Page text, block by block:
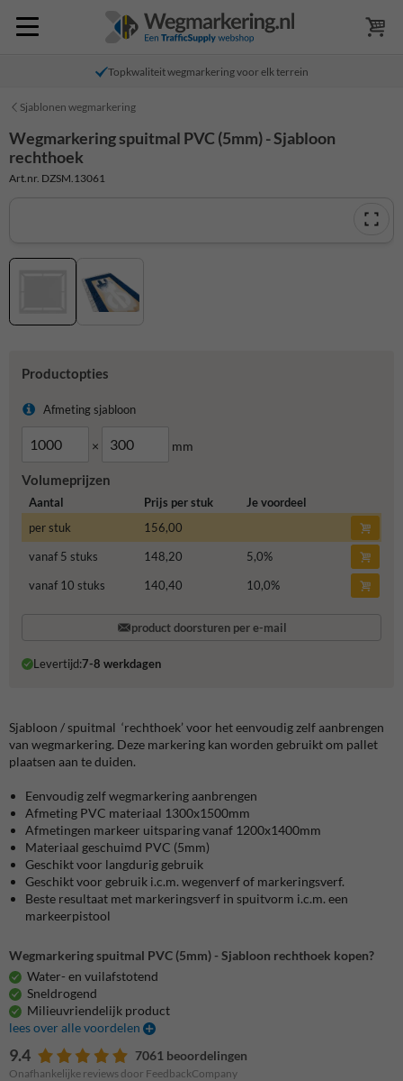
Topkwaliteit wegmarkering voor elk terrein
Sjablonen wegmarkering
Wegmarkering spuitmal PVC (5mm) - Sjabloon
rechthoek
Art.nr. DZSM.13061
Productopties
Afmeting sjabloon
× mm
Volumeprijzen
Aantal Prijs per stuk
Je voordeel
per stuk
156,00
vanaf 5 stuks
148,20 5,0%
vanaf 10 stuks
140,40 10,0%
product doorsturen per e-mail
Levertijd:7-8 werkdagen
Sjabloon / spuitmal ‘rechthoek’ voor het eenvoudig zelf aanbrengen
van wegmarkering. Deze markering kan worden gebruikt om pallet
plaatsen aan te duiden.
Eenvoudig zelf wegmarkering aanbrengen
Afmeting PVC materiaal 1300x1500mm
Afmetingen markeer uitsparing vanaf 1200x1400mm
Materiaal geschuimd PVC (5mm)
Geschikt voor langdurig gebruik
Geschikt voor gebruik i.c.m. wegenverf of markeringsverf.
Beste resultaat met markeringsverf in spuitvorm i.c.m. een
markeerpistool
Wegmarkering spuitmal PVC (5mm) - Sjabloon rechthoek kopen?
Water- en vuilafstotend
Sneldrogend
Milieuvriendelijk product
lees over alle voordelen
9.4 7061 beoordelingen
Onafhankelijke reviews door FeedbackCompany